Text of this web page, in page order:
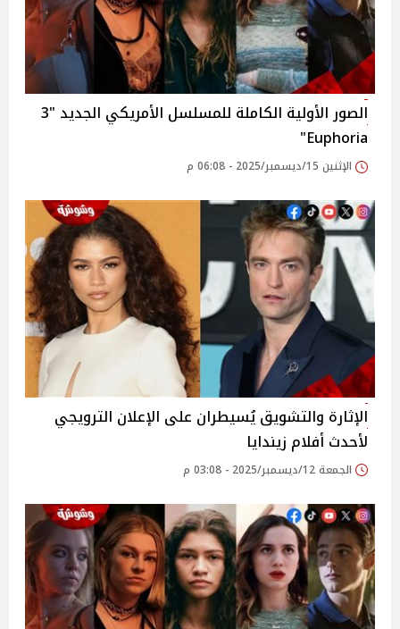
الصور الأولية الكاملة للمسلسل الأمريكي الجديد "3
Euphoria"
الإثنين 15/ديسمبر/2025 - 06:08 م
الإثارة والتشويق يُسيطران على الإعلان الترويجي
لأحدث أفلام زيندايا
الجمعة 12/ديسمبر/2025 - 03:08 م